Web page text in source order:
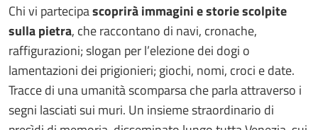
Chi vi partecipascoprirà immagini e storie scolpite
sulla pietra, che raccontano di navi, cronache,
raffigurazioni; slogan per l’elezione dei dogi o
lamentazioni dei prigionieri; giochi, nomi, croci e date.
Tracce di una umanità scomparsa che parla attraverso i
segni lasciati sui muri. Un insieme straordinario di